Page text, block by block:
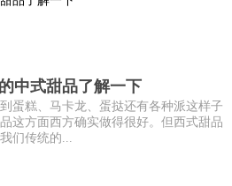
中式甜品了解一下
蛋糕、马卡龙、蛋挞还有各种派这样子
这方面西方确实做得很好。但西式甜品
们传统的...